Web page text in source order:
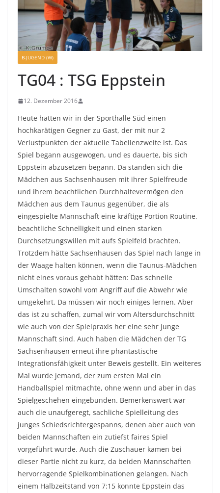
B-JUGEND (W)
TG04 : TSG Eppstein
12. Dezember 2016
Heute hatten wir in der Sporthalle Süd einen
hochkarätigen Gegner zu Gast, der mit nur 2
Verlustpunkten der aktuelle Tabellenzweite ist. Das
Spiel begann ausgewogen, und es dauerte, bis sich
Eppstein abzusetzen begann. Da standen sich die
Mädchen aus Sachsenhausen mit ihrer Spielfreude
und ihrem beachtlichen Durchhaltevermögen den
Mädchen aus dem Taunus gegenüber, die als
eingespielte Mannschaft eine kräftige Portion Routine,
beachtliche Schnelligkeit und einen starken
Durchsetzungswillen mit aufs Spielfeld brachten.
Trotzdem hätte Sachsenhausen das Spiel nach lange in
der Waage halten können, wenn die Taunus-Mädchen
nicht eines voraus gehabt hätten: Das schnelle
Umschalten sowohl vom Angriff auf die Abwehr wie
umgekehrt. Da müssen wir noch einiges lernen. Aber
das ist zu schaffen, zumal wir vom Altersdurchschnitt
wie auch von der Spielpraxis her eine sehr junge
Mannschaft sind. Auch haben die Mädchen der TG
Sachsenhausen erneut ihre phantastische
Integrationsfähigkeit unter Beweis gestellt. Ein weiteres
Mal wurde jemand, der zum ersten Mal ein
Handballspiel mitmachte, ohne wenn und aber in das
Spielgeschehen eingebunden. Bemerkenswert war
auch die unaufgeregt, sachliche Spielleitung des
junges Schiedsrichtergespanns, denen aber auch von
beiden Mannschaften ein zutiefst faires Spiel
vorgeführt wurde. Auch die Zuschauer kamen bei
dieser Partie nicht zu kurz, da beiden Mannschaften
hervorragende Spielkombinationen gelangen. Nach
einem Halbzeitstand von 7:15 konnte Eppstein das